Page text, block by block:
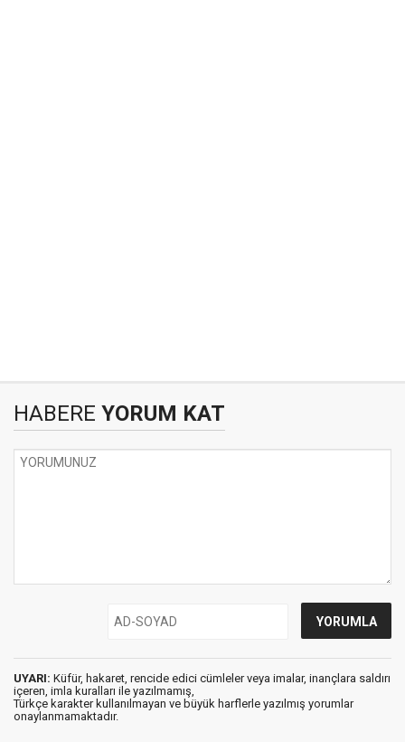
HABERE YORUM KAT
UYARI: Küfür, hakaret, rencide edici cümleler veya imalar, inançlara saldırı
içeren, imla kuralları ile yazılmamış,
Türkçe karakter kullanılmayan ve büyük harflerle yazılmış yorumlar
onaylanmamaktadır.